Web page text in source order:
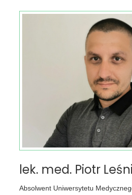
lek. med. Piotr
Absolwent Uniwersytetu